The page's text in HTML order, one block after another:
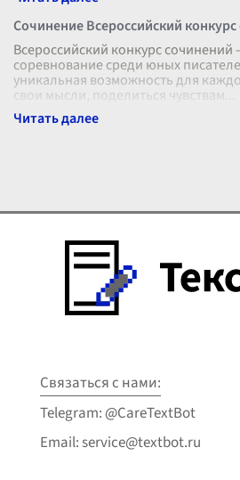
Сочинение Всероссийский
Всероссийский конкурс сочинений
соревнование среди юных
уникальная возможность для
свои мысли, поделиться чувствам
Связаться с нами:
Telegram: @CareTextBot
Email: service@textbot.ru